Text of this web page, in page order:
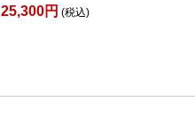
25,300円 (税込)